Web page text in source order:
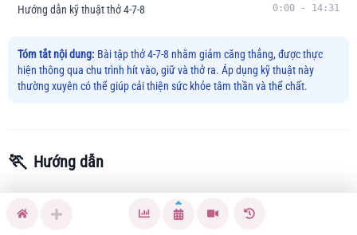
Hướng dẫn kỹ thuật thở 4-7-8 0:00 - 14:31
Tóm tắt nội dung: Bài tập thở 4-7-8 nhằm giảm căng thẳng, được thực
hiện thông qua chu trình hít vào, giữ và thở ra. Áp dụng kỹ thuật này
thường xuyên có thể giúp cải thiện sức khỏe tâm thần và thể chất.
🏃 Hướng dẫn
Bài tập thở 4-7-8 giúp giải quyết vấn đề căng thẳng, lo âu và